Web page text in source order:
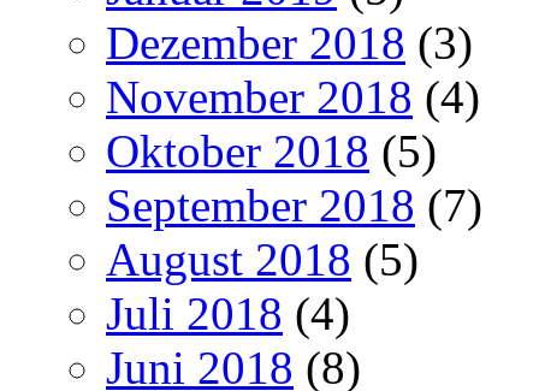
Dezember 2018 (3)
November 2018 (4)
Oktober 2018 (5)
September 2018 (7)
August 2018 (5)
Juli 2018 (4)
Juni 2018 (8)